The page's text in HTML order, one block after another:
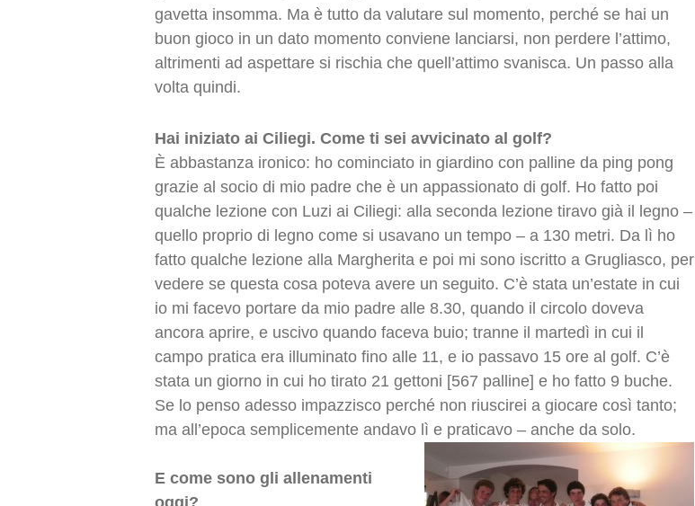
gavetta insomma. Ma è tutto da valutare sul momento, perché se hai un
buon gioco in un dato momento conviene lanciarsi, non perdere l’attimo,
altrimenti ad aspettare si rischia che quell’attimo svanisca. Un passo alla
volta quindi.
Hai iniziato ai Ciliegi. Come ti sei avvicinato al golf?
È abbastanza ironico: ho cominciato in giardino con palline da ping pong
grazie al socio di mio padre che è un appassionato di golf. Ho fatto poi
qualche lezione con Luzi ai Ciliegi: alla seconda lezione tiravo già il legno –
quello proprio di legno come si usavano un tempo – a 130 metri. Da lì ho
fatto qualche lezione alla Margherita e poi mi sono iscritto a Grugliasco, per
vedere se questa cosa poteva avere un seguito. C’è stata un’estate in cui
io mi facevo portare da mio padre alle 8.30, quando il circolo doveva
ancora aprire, e uscivo quando faceva buio; tranne il martedì in cui il
campo pratica era illuminato fino alle 11, e io passavo 15 ore al golf. C’è
stata un giorno in cui ho tirato 21 gettoni [567 palline] e ho fatto 9 buche.
Se lo penso adesso impazzisco perché non riuscirei a giocare così tanto;
ma all’epoca semplicemente andavo lì e praticavo – anche da solo.
E come sono gli allenamenti
oggi?